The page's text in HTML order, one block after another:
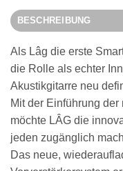
BESCHREIBUNG
Als Lâg die erste
die Rolle als echter
Akustikgitarre neu
Mit der Einführung
möchte LÂG die
jeden zugänglich
Das neue,